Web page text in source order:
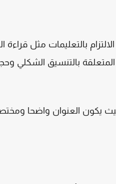
بالتعليمات مثل قراءة
المتعلقة بالتنسيق الشكلي
يكون العنوان واضحا